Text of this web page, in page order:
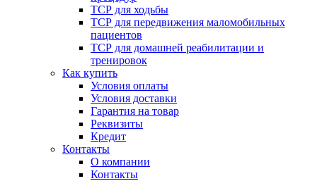
ТСР для ходьбы
ТСР для передвижения маломобильных
пациентов
ТСР для домашней реабилитации и
тренировок
Как купить
Условия оплаты
Условия доставки
Гарантия на товар
Реквизиты
Кредит
Контакты
О компании
Контакты